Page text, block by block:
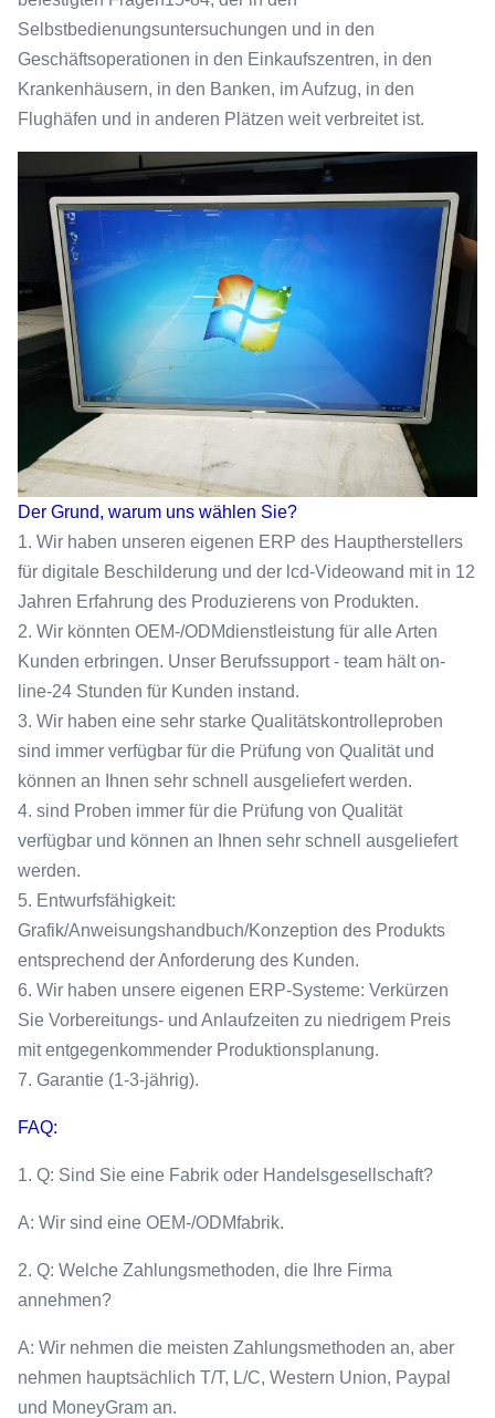
Selbstbedienungsuntersuchungen und in den
Geschäftsoperationen in den Einkaufszentren, in den
Krankenhäusern, in den Banken, im Aufzug, in den
Flughäfen und in anderen Plätzen weit verbreitet ist.
Der Grund, warum uns wählen Sie?
1. Wir haben unseren eigenen ERP des Hauptherstellers
für digitale Beschilderung und der lcd-Videowand mit in 12
Jahren Erfahrung des Produzierens von Produkten.
2. Wir könnten OEM-/ODMdienstleistung für alle Arten
Kunden erbringen. Unser Berufssupport - team hält on-
line-24 Stunden für Kunden instand.
3. Wir haben eine sehr starke Qualitätskontrolleproben
sind immer verfügbar für die Prüfung von Qualität und
können an Ihnen sehr schnell ausgeliefert werden.
4. sind Proben immer für die Prüfung von Qualität
verfügbar und können an Ihnen sehr schnell ausgeliefert
werden.
5. Entwurfsfähigkeit:
Grafik/Anweisungshandbuch/Konzeption des Produkts
entsprechend der Anforderung des Kunden.
6. Wir haben unsere eigenen ERP-Systeme: Verkürzen
Sie Vorbereitungs- und Anlaufzeiten zu niedrigem Preis
mit entgegenkommender Produktionsplanung.
7. Garantie (1-3-jährig).
FAQ:
1. Q: Sind Sie eine Fabrik oder Handelsgesellschaft?
A: Wir sind eine OEM-/ODMfabrik.
2. Q: Welche Zahlungsmethoden, die Ihre Firma
annehmen?
A: Wir nehmen die meisten Zahlungsmethoden an, aber
nehmen hauptsächlich T/T, L/C, Western Union, Paypal
und MoneyGram an.